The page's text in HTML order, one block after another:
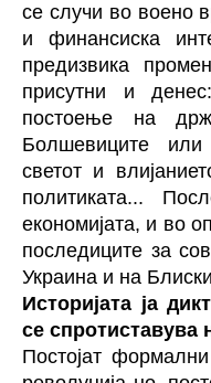
се случи во воено
и финансиска
предизвика
присутни и
постоење на
Болшевиците
светот и
политиката...
економијата, и во
последиците за
Украина и на
Историјата ја
се спротиставува
Постојат